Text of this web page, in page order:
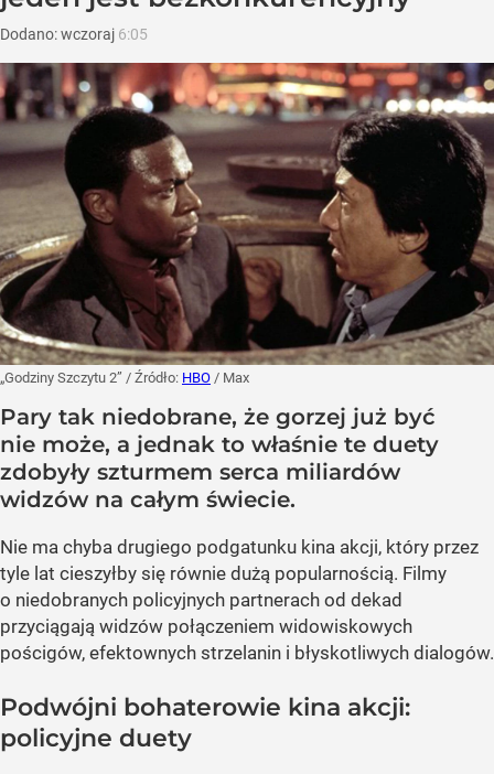
Dodano:wczoraj 6:05
„Godziny Szczytu 2” / Źródło: HBO / Max
Pary tak niedobrane, że gorzej już być
nie może, a jednak to właśnie te duety
zdobyły szturmem serca miliardów
widzów na całym świecie.
Nie ma chyba drugiego podgatunku kina akcji, który przez
tyle lat cieszyłby się równie dużą popularnością. Filmy
o niedobranych policyjnych partnerach od dekad
przyciągają widzów połączeniem widowiskowych
pościgów, efektownych strzelanin i błyskotliwych dialogów.
Podwójni bohaterowie kina akcji:
policyjne duety